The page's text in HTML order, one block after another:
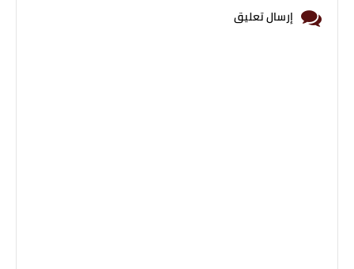
إرسال تعليق